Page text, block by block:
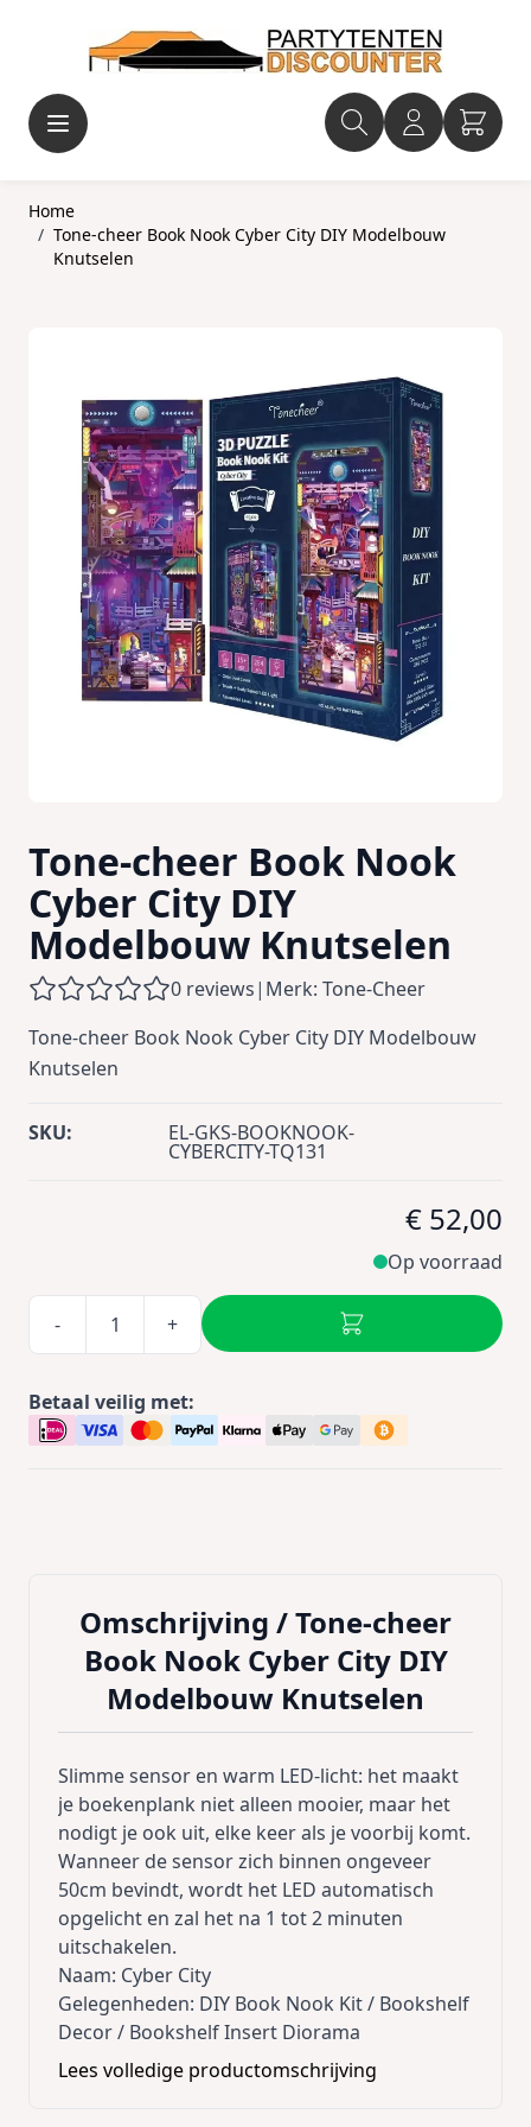
Home
/ Tone-cheer Book Nook Cyber City DIY Modelbouw
Knutselen
Tone-cheer Book Nook
Cyber City DIY
Modelbouw Knutselen
0 reviews| Merk: Tone-Cheer
Tone-cheer Book Nook Cyber City DIY Modelbouw
Knutselen
SKU: EL-GKS-BOOKNOOK-
CYBERCITY-TQ131
€ 52,00
Op voorraad
- +
Betaal veilig met:
Omschrijving /Tone-cheer
Book Nook Cyber City DIY
Modelbouw Knutselen
Slimme sensor en warm LED-licht: het maakt
je boekenplank niet alleen mooier, maar het
nodigt je ook uit, elke keer als je voorbij komt.
Wanneer de sensor zich binnen ongeveer
50cm bevindt, wordt het LED automatisch
opgelicht en zal het na 1 tot 2 minuten
uitschakelen.
Naam: Cyber City
Gelegenheden: DIY Book Nook Kit / Bookshelf
Decor / Bookshelf Insert Diorama
Hoofdmateriaal: hout
Aanbevolen leeftijd: 15+
Lees volledige productomschrijving